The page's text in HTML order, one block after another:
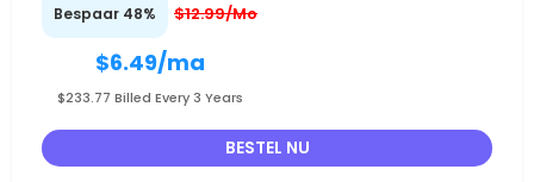
Bespaar 48% $12.99/Mo
$6.49/ma
$233.77 Billed Every 3 Years
BESTEL NU